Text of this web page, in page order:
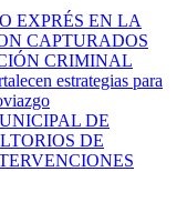
EXPRÉS EN LA
CAPTURADOS
CRIMINAL
estrategias para
DE
DE